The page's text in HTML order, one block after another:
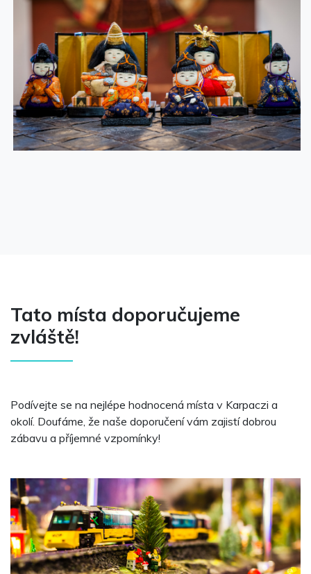
Tato místa doporučujeme
zvláště!
Podívejte se na nejlépe hodnocená místa v Karpaczi a
okolí. Doufáme, že naše doporučení vám zajistí dobrou
zábavu a příjemné vzpomínky!